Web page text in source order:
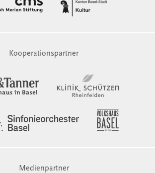
Kooperationspartner
Medienpartner